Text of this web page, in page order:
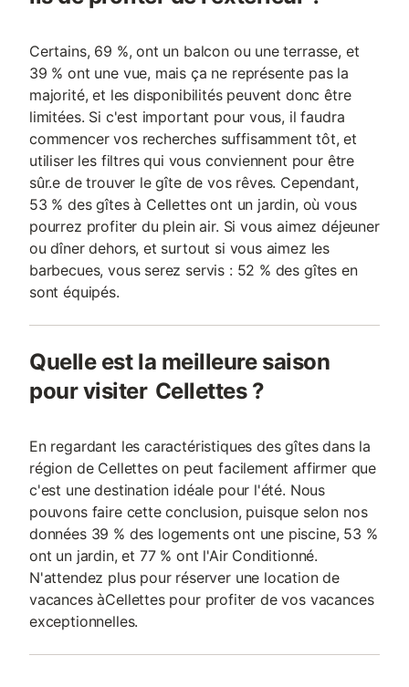
Certains, 69 %, ont un balcon ou une terrasse, et
39 % ont une vue, mais ça ne représente pas la
majorité, et les disponibilités peuvent donc être
limitées. Si c'est important pour vous, il faudra
commencer vos recherches suffisamment tôt, et
utiliser les filtres qui vous conviennent pour être
sûr.e de trouver le gîte de vos rêves. Cependant,
53 % des gîtes à Cellettes ont un jardin, où vous
pourrez profiter du plein air. Si vous aimez déjeuner
ou dîner dehors, et surtout si vous aimez les
barbecues, vous serez servis : 52 % des gîtes en
sont équipés.
Quelle est la meilleure saison
pour visiter Cellettes ?
En regardant les caractéristiques des gîtes dans la
région de Cellettes on peut facilement affirmer que
c'est une destination idéale pour l'été. Nous
pouvons faire cette conclusion, puisque selon nos
données 39 % des logements ont une piscine, 53 %
ont un jardin, et 77 % ont l'Air Conditionné.
N'attendez plus pour réserver une location de
vacances àCellettes pour profiter de vos vacances
exceptionnelles.